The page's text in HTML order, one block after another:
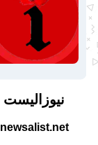
نيوزاليست
newsalist.net